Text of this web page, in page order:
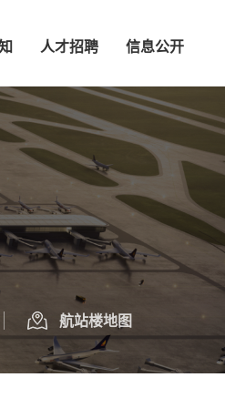
信息公开
人才招聘
航站楼地图